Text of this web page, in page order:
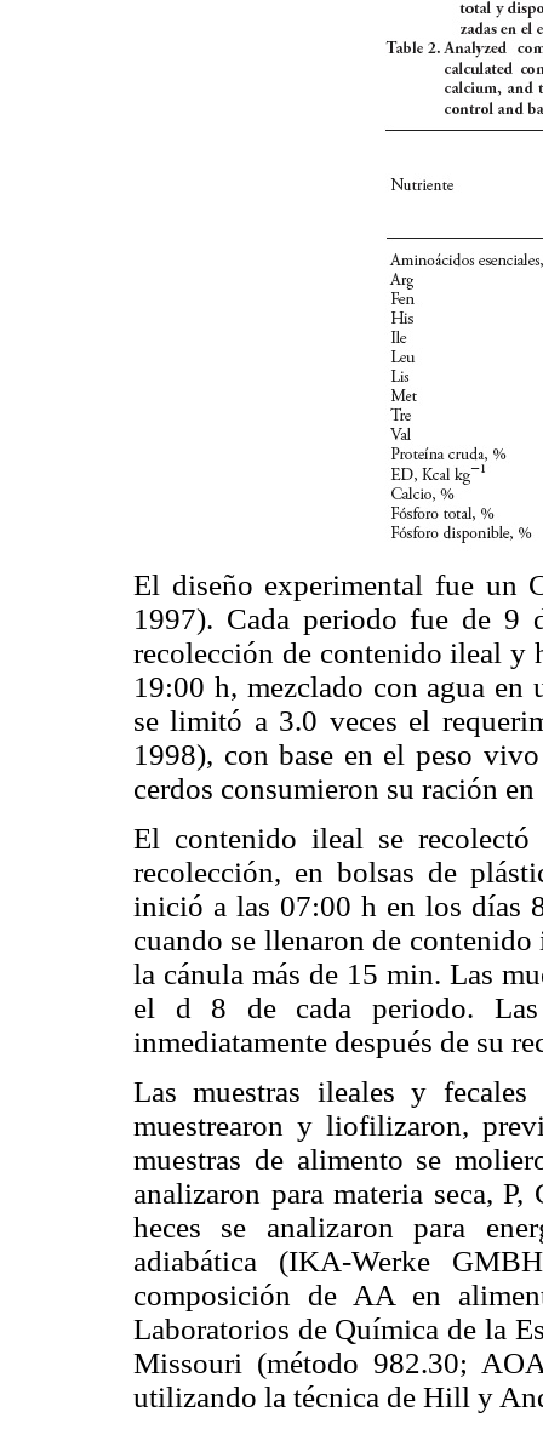
El diseño experimental fue un
1997). Cada periodo fue de 9
recolección de contenido ileal y
19:00 h, mezclado con agua
se limitó a 3.0 veces el
1998), con base en el peso
cerdos consumieron su ración
El contenido ileal se
recolección, en bolsas de
inició a las 07:00 h en los días
cuando se llenaron de
la cánula más de 15 min. Las
el d 8 de cada periodo.
inmediatamente después de su
Las muestras ileales y fecales
muestrearon y liofilizaron,
muestras de alimento se
analizaron para materia seca,
heces se analizaron para
adiabática (IKA-Werke
composición de AA en
Laboratorios de Química de la
Missouri (método 982.30;
utilizando la técnica de Hill y